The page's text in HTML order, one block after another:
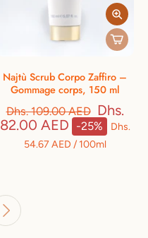
Najtù Scrub Corpo Zaffiro –
Gommage corps, 150 ml
Dhs. 109.00 AED Dhs.
82.00 AED
-25%
Dhs.
54.67 AED / 100ml